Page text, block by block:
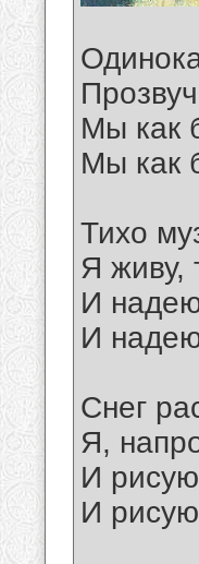
Мы как
Мы как
Тихо
Я живу,
И
И
Снег
Я,
И
И